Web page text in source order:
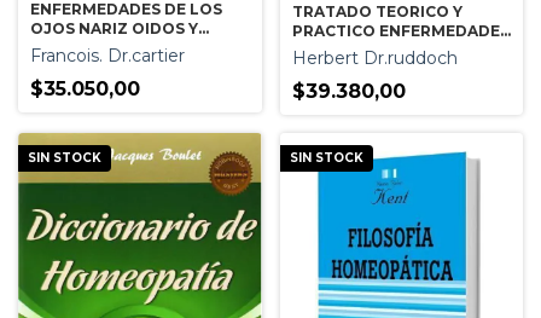
ENFERMEDADES DE LOS
OJOS NARIZ OIDOS Y
LARINGE
Francois. Dr.cartier
$35.050,00
TRATADO TEORICO Y
PRACTICO ENFERMEDADES
DE LOS NIÑOS
Herbert Dr.ruddoch
$39.380,00
SIN STOCK SIN STOCK